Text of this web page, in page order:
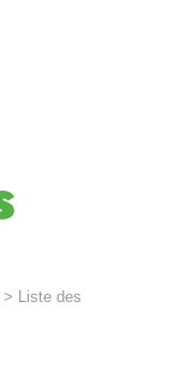
> Liste des